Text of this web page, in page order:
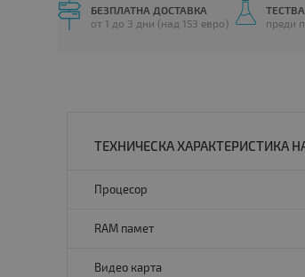
БЕЗПЛАТНА ДОСТАВКА
от 1 до 3 дни (над 153 евро)
преди
ТЕХНИЧЕСКА ХАРАКТЕРИСТИКА
Процесор
RAM памет
Видео карта